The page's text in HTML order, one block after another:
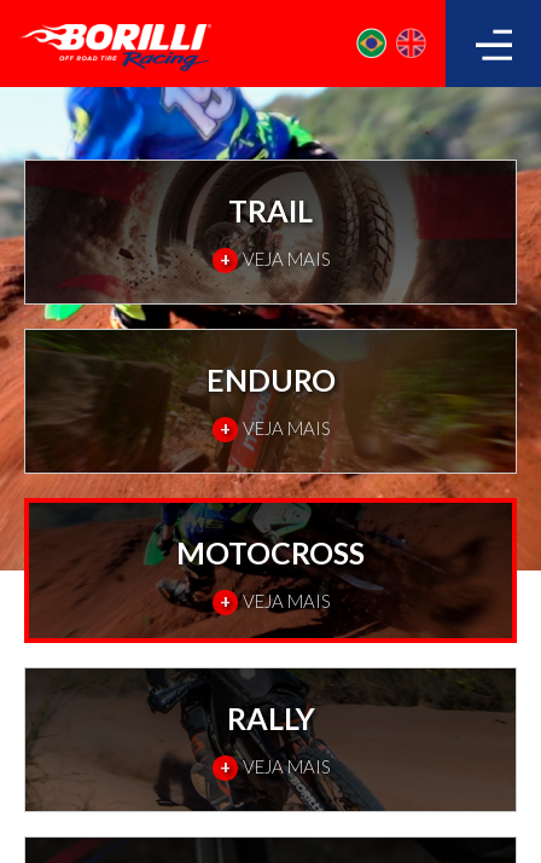
TRAIL
+ VEJA MAIS
ENDURO
+ VEJA MAIS
MOTOCROSS
+ VEJA MAIS
RALLY
+ VEJA MAIS